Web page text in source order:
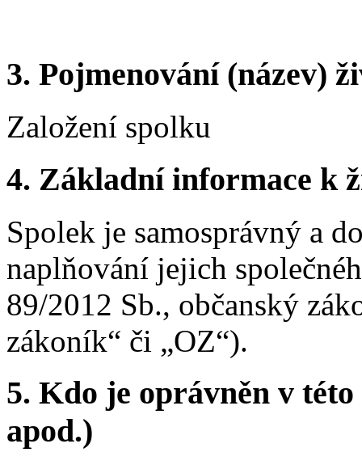
3. Pojmenování (název)
Založení spolku
4. Základní informace k
Spolek je samosprávný a
naplňování jejich
89/2012 Sb., občanský
zákoník“ či „OZ“).
5. Kdo je oprávněn v
apod.)